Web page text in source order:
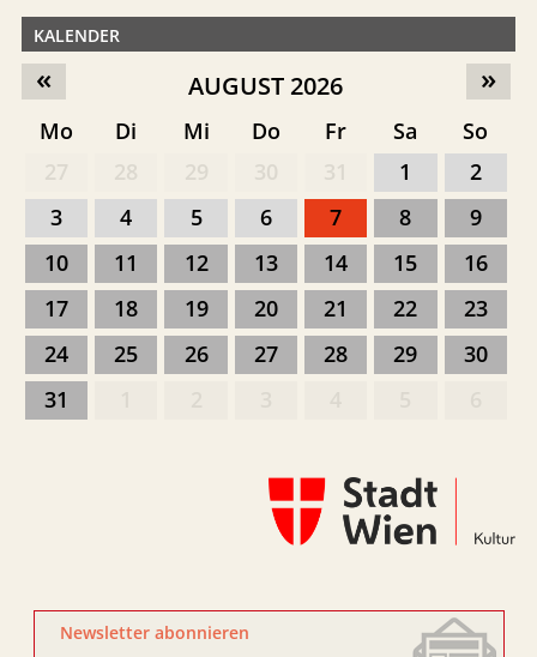
KALENDER
»
« AUGUST 2026
Mo Di Mi Do Fr Sa
So
1
2
3
4 5 6 7 8
9
10
11 12 13 14 15
16
17
18 19 20 21 22
23
24
25 26 27 28 29
30
31
Newsletter abonnieren